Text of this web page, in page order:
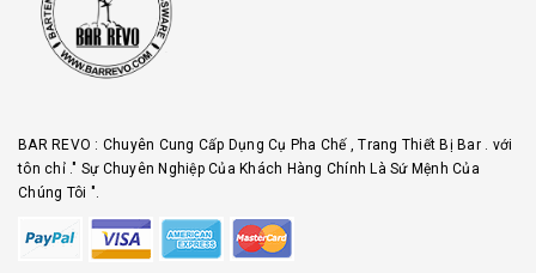
BAR REVO : Chuyên Cung Cấp Dụng Cụ Pha Chế , Trang Thiết Bị Bar . với
tôn chỉ ." Sự Chuyên Nghiệp Của Khách Hàng Chính Là Sứ Mệnh Của
Chúng Tôi ".